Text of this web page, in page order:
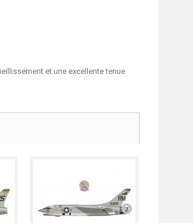
et une excellente tenue